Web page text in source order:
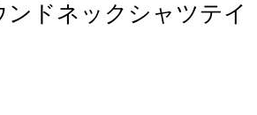
ンドネックシャツテイ